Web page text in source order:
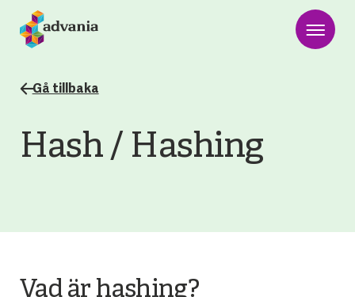
Gå tillbaka
Hash / Hashing
Vad är hashing?